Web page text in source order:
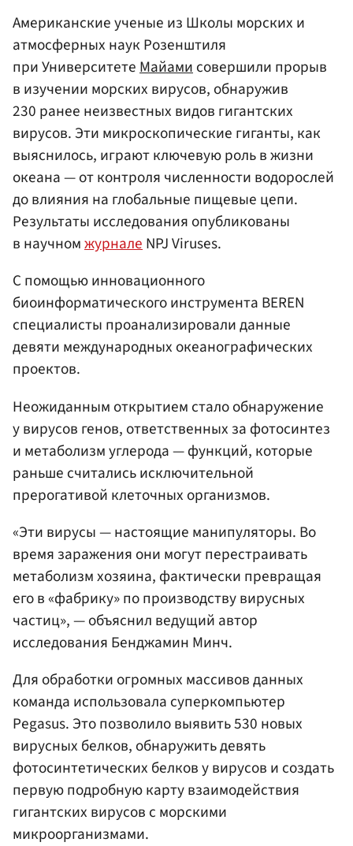
Американские ученые из Школы морских и
атмосферных наук Розенштиля
при УниверситетеМайамисовершили прорыв
в изучении морских вирусов, обнаружив
230 ранее неизвестных видов гигантских
вирусов. Эти микроскопические гиганты, как
выяснилось, играют ключевую роль в жизни
океана — от контроля численности водорослей
до влияния на глобальные пищевые цепи.
Результаты исследования опубликованы
в научномжурналеNPJ Viruses.
С помощью инновационного
биоинформатического инструмента BEREN
специалисты проанализировали данные
девяти международных океанографических
проектов.
Неожиданным открытием стало обнаружение
у вирусов генов, ответственных за фотосинтез
и метаболизм углерода — функций, которые
раньше считались исключительной
прерогативой клеточных организмов.
«Эти вирусы — настоящие манипуляторы. Во
время заражения они могут перестраивать
метаболизм хозяина, фактически превращая
его в «фабрику» по производству вирусных
частиц», — объяснил ведущий автор
исследования Бенджамин Минч.
Для обработки огромных массивов данных
команда использовала суперкомпьютер
Pegasus. Это позволило выявить 530 новых
вирусных белков, обнаружить девять
фотосинтетических белков у вирусов и создать
первую подробную карту взаимодействия
гигантских вирусов с морскими
микроорганизмами.